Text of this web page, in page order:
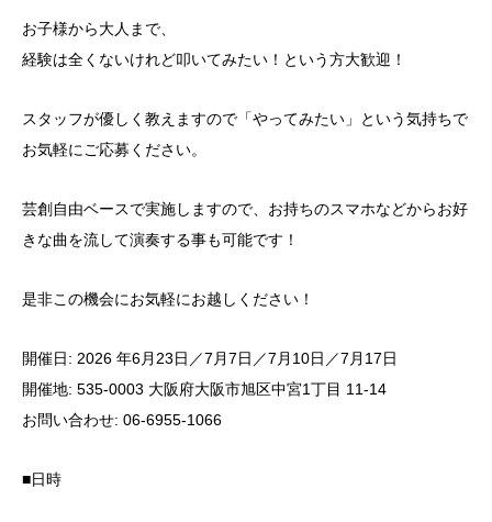
お子様から大人まで、
経験は全くないけれど叩いてみたい！という方大歓迎！
スタッフが優しく教えますので「やってみたい」という気持ちで
お気軽にご応募ください。
芸創自由ベースで実施しますので、お持ちのスマホなどからお好
きな曲を流して演奏する事も可能です！
是非この機会にお気軽にお越しください！
開催日: 2026 年6月23日／7月7日／7月10日／7月17日
開催地: 535-0003 大阪府大阪市旭区中宮1丁目 11-14
お問い合わせ: 06-6955-1066
■日時